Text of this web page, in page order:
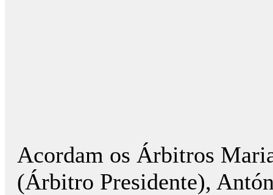
Acordam os Árbitros
(Árbitro Presidente),